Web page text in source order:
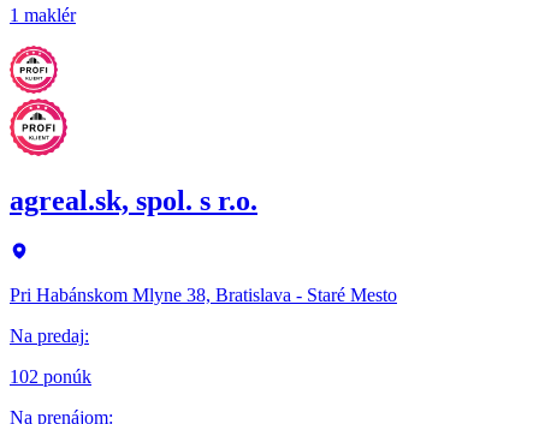
1 maklér
agreal.sk, spol. s r.o.
Pri Habánskom Mlyne 38, Bratislava - Staré Mesto
Na predaj:
102 ponúk
Na prenájom: